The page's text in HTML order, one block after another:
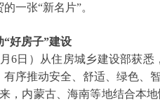
一张“新名片”。
“好房子”建设
6日）从住房城乡建设部获
序推动安全、舒适、绿色、智
，内蒙古、海南等地结合本